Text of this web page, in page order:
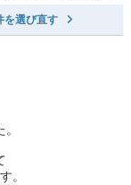
を選び直す
。